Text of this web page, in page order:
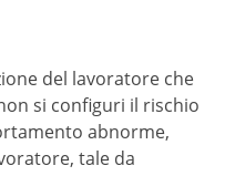
del lavoratore che
si configuri il rischio
abnorme,
tale da